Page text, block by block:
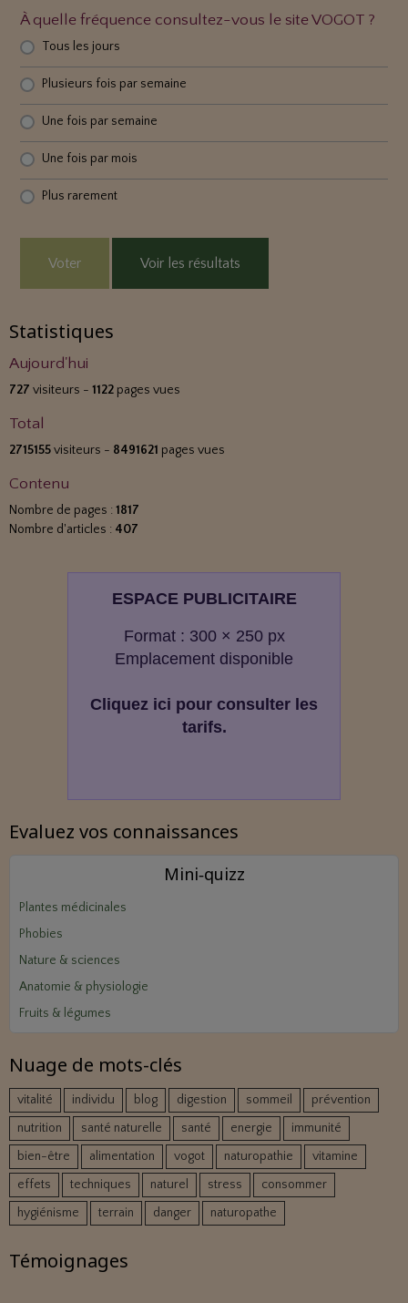
À quelle fréquence consultez-vous le site VOGOT ?
Tous les jours
Plusieurs fois par semaine
Une fois par semaine
Une fois par mois
Plus rarement
Voter Voir les résultats
Statistiques
Aujourd'hui
727 visiteurs - 1122 pages vues
Total
2715155visiteurs - 8491621 pages vues
Contenu
Nombre de pages : 1817
Nombre d'articles : 407
ESPACE PUBLICITAIRE
Format : 300 × 250 px
Emplacement disponible
Cliquez ici pour consulter les
tarifs.
Evaluez vos connaissances
Mini‑quizz
Plantes médicinales
Phobies
Nature & sciences
Anatomie & physiologie
Fruits & légumes
Nuage de mots-clés
vitalité individu blog digestion sommeil
prévention
nutrition
santé naturelle santé energie
immunité
bien-être
alimentation vogot naturopathie
vitamine
effets
techniques naturel stress
consommer
hygiénisme
terrain danger naturopathe
Témoignages